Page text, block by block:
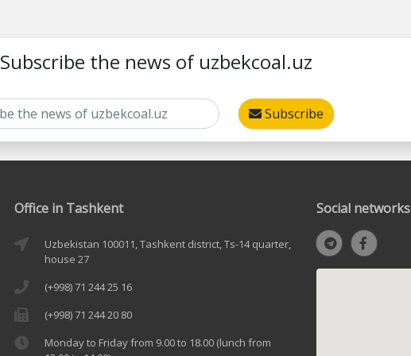
Subscribe the news of uzbekcoal.uz
Subscribe
Office in Tashkent
Uzbekistan 100011, Tashkent district, Ts-14 quarter,
house 27
(+998) 71 244 25 16
(+998) 71 244 20 80
Monday to Friday from 9.00 to 18.00 (lunch from
Social networks